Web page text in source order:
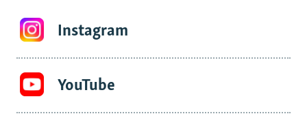
Instagram
YouTube